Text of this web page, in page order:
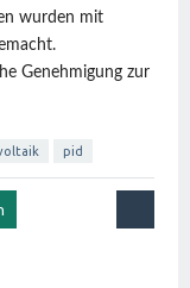
wurden mit
Genehmigung zur
pid